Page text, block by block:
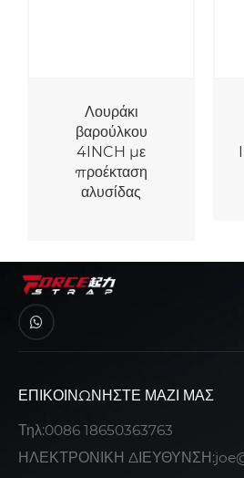
Λουράκι
βαρούλκου
4INCH με
προέκταση
αλυσίδας
ΕΠΙΚΟΙΝΩΝΉΣΤΕ ΜΑΖΊ ΜΑΣ
Τηλ:0086 18650363763
ΗΛΕΚΤΡΟΝΙΚΗ ΔΙΕΥΘΥΝΣΗ: